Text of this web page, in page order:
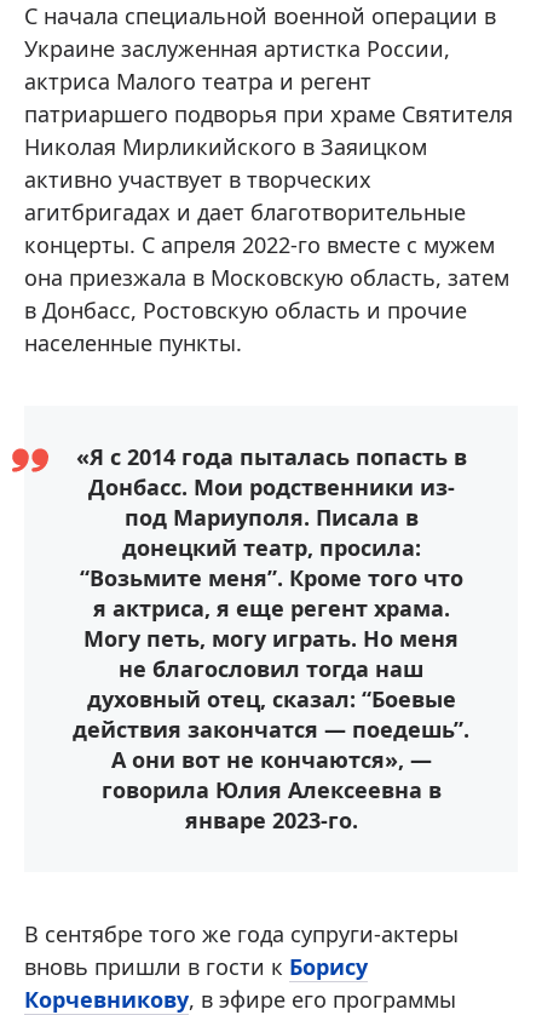
С начала специальной военной операции в
Украине заслуженная артистка России,
актриса Малого театра и регент
патриаршего подворья при храме Святителя
Николая Мирликийского в Заяицком
активно участвует в творческих
агитбригадах и дает благотворительные
концерты. С апреля 2022-го вместе с мужем
она приезжала в Московскую область, затем
в Донбасс, Ростовскую область и прочие
населенные пункты.
«Я с 2014 года пыталась попасть в
Донбасс. Мои родственники из-
под Мариуполя. Писала в
донецкий театр, просила:
“Возьмите меня”. Кроме того что
я актриса, я еще регент храма.
Могу петь, могу играть. Но меня
не благословил тогда наш
духовный отец, сказал: “Боевые
действия закончатся — поедешь”.
А они вот не кончаются», —
говорила Юлия Алексеевна в
январе 2023-го.
В сентябре того же года супруги-актеры
вновь пришли в гости к Борису
Корчевникову, в эфире его программы